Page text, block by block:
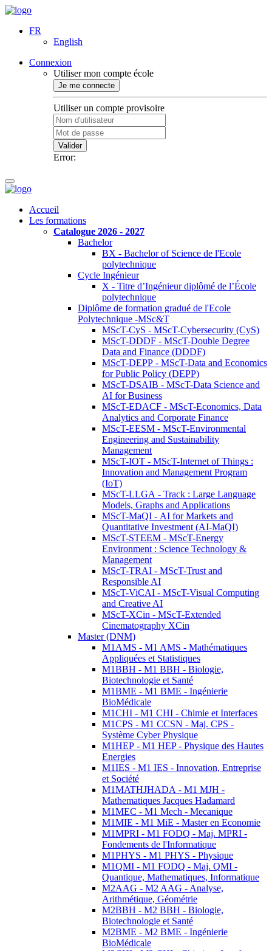
FR
English
Connexion
Utiliser mon compte école
Je me connecte
Utiliser un compte provisoire
Valider
Error:
Accueil
Les formations
Catalogue 2026 - 2027
Bachelor
BX - Bachelor of Science de l'Ecole
polytechnique
Cycle Ingénieur
X - Titre d’Ingénieur diplômé de l’École
polytechnique
Diplôme de formation gradué de l'Ecole
Polytechnique -MSc&T
MScT-CyS - MScT-Cybersecurity (CyS)
MScT-DDDF - MScT-Double Degree
Data and Finance (DDDF)
MScT-DEPP - MScT-Data and Economics
for Public Policy (DEPP)
MScT-DSAIB - MScT-Data Science and
AI for Business
MScT-EDACF - MScT-Economics, Data
Analytics and Corporate Finance
MScT-EESM - MScT-Environmental
Engineering and Sustainability
Management
MScT-IOT - MScT-Internet of Things :
Innovation and Management Program
(IoT)
MScT-LLGA - Track : Large Language
Models, Graphs and Applications
MScT-MaQI - AI for Markets and
Quantitative Investment (AI-MaQI)
MScT-STEEM - MScT-Energy
Environment : Science Technology &
Management
MScT-TRAI - MScT-Trust and
Responsible AI
MScT-ViCAI - MScT-Visual Computing
and Creative AI
MScT-XCin - MScT-Extended
Cinematography XCin
Master (DNM)
M1AMS - M1 AMS - Mathématiques
Appliquées et Statistiques
M1BBH - M1 BBH - Biologie,
Biotechnologie et Santé
M1BME - M1 BME - Ingénierie
BioMédicale
M1CHI - M1 CHI - Chimie et Interfaces
M1CPS - M1 CCSN - Maj. CPS -
Système Cyber Physique
M1HEP - M1 HEP - Physique des Hautes
Energies
M1IES - M1 IES - Innovation, Entreprise
et Société
M1MATHJHADA - M1 MJH -
Mathematiques Jacques Hadamard
M1MEC - M1 Mech - Mecanique
M1MIE - M1 MiE - Master en Economie
M1MPRI - M1 FODQ - Maj. MPRI -
Fondements de l'Informatique
M1PHYS - M1 PHYS - Physique
M1QMI - M1 FODQ - Maj. QMI -
Quantique, Mathematiques, Informatique
M2AAG - M2 AAG - Analyse,
Arithmétique, Géométrie
M2BBH - M2 BBH - Biologie,
Biotechnologie et Santé
M2BME - M2 BME - Ingénierie
BioMédicale